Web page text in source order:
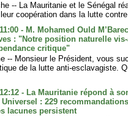
-- La Mauritanie et le Sénégal
coopération dans la lutte
- M. Mohamed Ould
: "Notre position naturelle
critique"
-- Monsieur le Président, vous
de la lutte anti-esclavagiste.
- La Mauritanie répond à
: 229
lacunes persistent